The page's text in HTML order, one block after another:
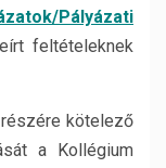
Pályázati
feltételeknek
kötelező
a Kollégium